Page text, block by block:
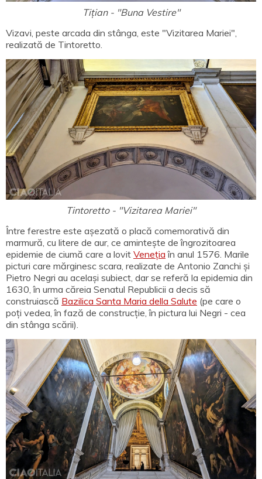
Tițian - "Buna Vestire"
Vizavi, peste arcada din stânga, este "Vizitarea Mariei",
realizată de Tintoretto.
Tintoretto - "Vizitarea Mariei"
Între ferestre este așezată o placă comemorativă din
marmură, cu litere de aur, ce amintește de îngrozitoarea
epidemie de ciumă care a lovit Veneția în anul 1576. Marile
picturi care mărginesc scara, realizate de Antonio Zanchi și
Pietro Negri au același subiect, dar se referă la epidemia din
1630, în urma căreia Senatul Republicii a decis să
construiască Bazilica Santa Maria della Salute (pe care o
poți vedea, în fază de construcție, în pictura lui Negri - cea
din stânga scării).